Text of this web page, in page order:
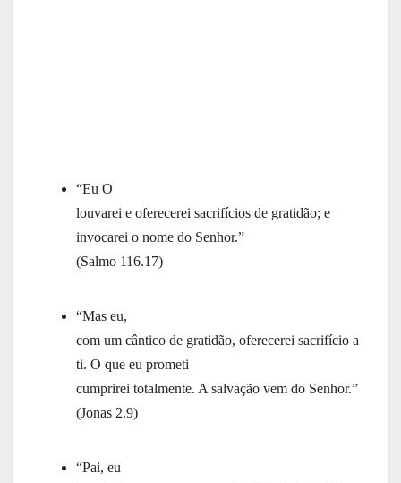
“Eu O
louvarei e oferecerei sacrifícios de gratidão; e
invocarei o nome do Senhor.”
(Salmo 116.17)
“Mas eu,
com um cântico de gratidão, oferecerei sacrifício a
ti. O que eu prometi
cumprirei totalmente. A salvação vem do Senhor.”
(Jonas 2.9)
“Pai, eu